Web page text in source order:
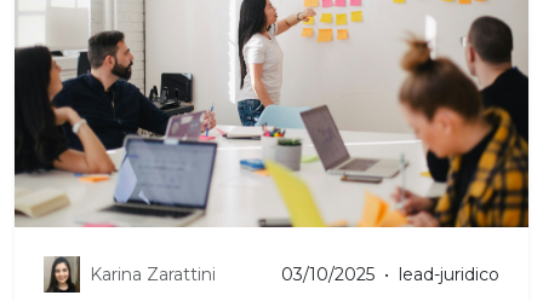
Karina Zarattini 03/10/2025 • lead-juridico